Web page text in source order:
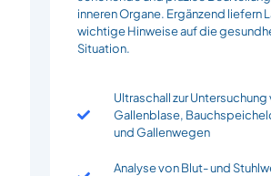
inneren Organe. Ergänzend liefern
wichtige Hinweise auf die
Situation.
Ultraschall zur Untersuchung
Gallenblase,
und Gallenwegen
Analyse von Blut- und